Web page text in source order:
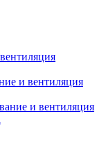
и вентиляция
и вентиляция